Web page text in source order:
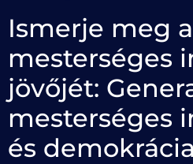
Ismerje meg a
mesterséges
jövőjét:
mesterséges
és demokrácia